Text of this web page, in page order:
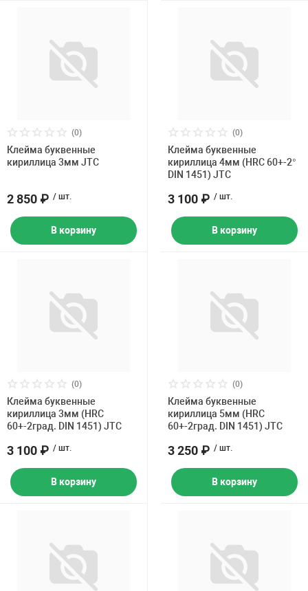
(0)
Клейма буквенные
кириллица 3мм JTC
2 850 ₽ / шт.
В корзину
(0)
Клейма буквенные
кириллица 4мм (HRC 60+-2°
DIN 1451) JTC
3 100 ₽ / шт.
В корзину
(0)
Клейма буквенные
кириллица 3мм (HRC
60+-2град. DIN 1451) JTC
3 100 ₽ / шт.
В корзину
(0)
Клейма буквенные
кириллица 5мм (HRC
60+-2град. DIN 1451) JTC
3 250 ₽ / шт.
В корзину